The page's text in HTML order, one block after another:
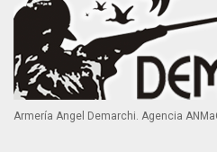
Armería Angel Demarchi. Agencia